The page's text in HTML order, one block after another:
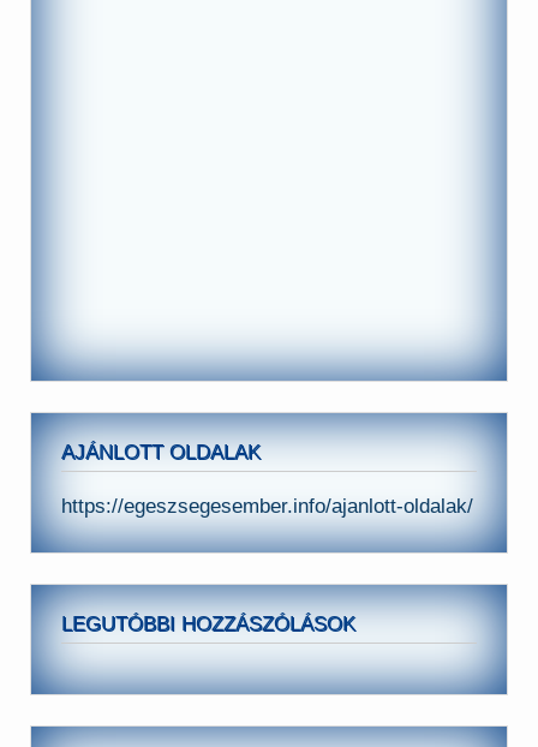
AJÁNLOTT OLDALAK
https://egeszsegesember.info/ajanlott-oldalak/
LEGUTÓBBI HOZZÁSZÓLÁSOK